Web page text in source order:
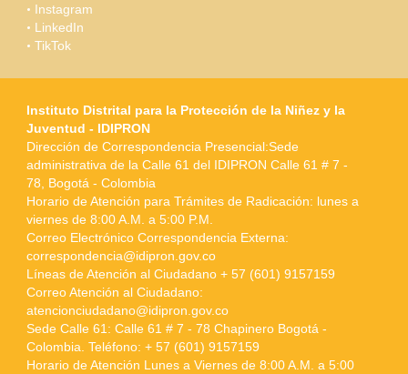
Instagram
LinkedIn
TikTok
Instituto Distrital para la Protección de la Niñez y la
Juventud - IDIPRON
Dirección de Correspondencia Presencial:Sede
administrativa de la Calle 61 del IDIPRON Calle 61 # 7 -
78, Bogotá - Colombia
Horario de Atención para Trámites de Radicación: lunes a
viernes de 8:00 A.M. a 5:00 P.M.
Correo Electrónico Correspondencia Externa:
correspondencia@idipron.gov.co
Líneas de Atención al Ciudadano + 57 (601) 9157159
Correo Atención al Ciudadano:
atencionciudadano@idipron.gov.co
Sede Calle 61: Calle 61 # 7 - 78 Chapinero Bogotá -
Colombia. Teléfono: + 57 (601) 9157159
Horario de Atención Lunes a Viernes de 8:00 A.M. a 5:00